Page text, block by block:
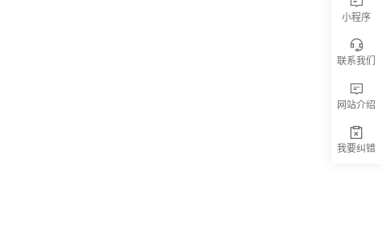
小程序
联系我们
网站介绍
我要纠错